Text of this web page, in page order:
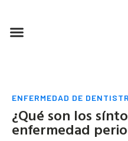
ENFERMEDAD DE
¿Qué son los
enfermedad